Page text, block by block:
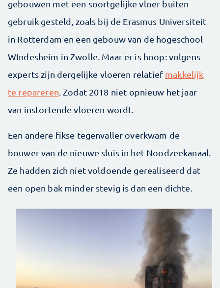
gebouwen met een soortgelijke vloer buiten
gebruik gesteld, zoals bij de Erasmus Universiteit
in Rotterdam en een gebouw van de hogeschool
WIndesheim in Zwolle. Maar er is hoop: volgens
experts zijn dergelijke vloeren relatief makkelijk
te repareren . Zodat 2018 niet opnieuw het jaar
van instortende vloeren wordt.
Een andere fikse tegenvaller overkwam de
bouwer van de nieuwe sluis in het Noodzeekanaal.
Ze hadden zich niet voldoende gerealiseerd dat
een open bak minder stevig is dan een dichte.